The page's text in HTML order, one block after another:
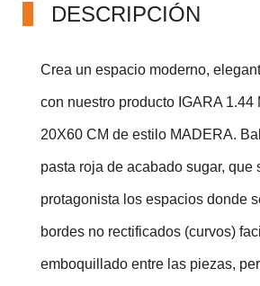
DESCRIPCIÓN
Crea un espacio moderno,
con nuestro producto IGARA 1.44
20X60 CM de estilo MADERA.
pasta roja de acabado sugar, que
protagonista los espacios donde
bordes no rectificados (curvos)
emboquillado entre las piezas,